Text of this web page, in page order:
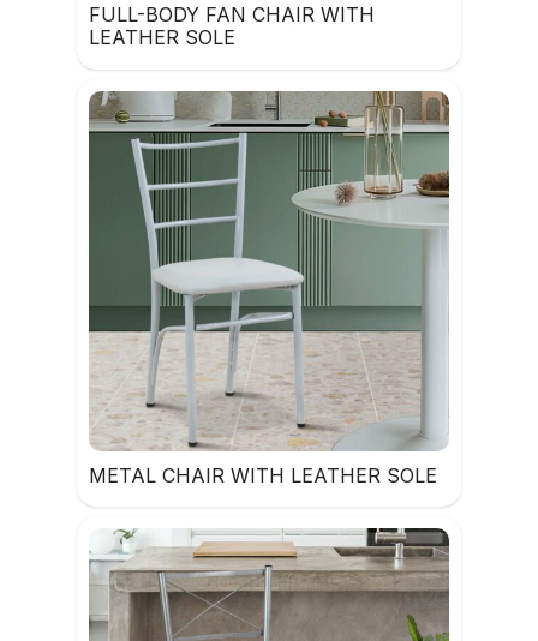
FULL-BODY FAN CHAIR WITH
LEATHER SOLE
METAL CHAIR WITH LEATHER SOLE